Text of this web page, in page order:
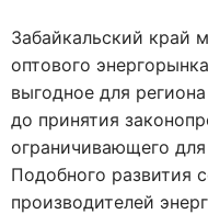
Забайкальский край
оптового
выгодное для
до принятия
ограничивающего
Подобного развития
производителей